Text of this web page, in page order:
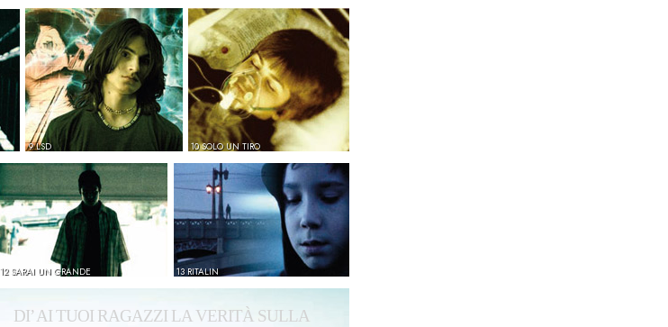
9 LSD 10 SOLO UN TIRO
12 SARAI UN GRANDE 13 RITALIN
DI’ AI TUOI RAGAZZI LA VERITÀ SULLA